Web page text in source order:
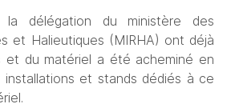
la délégation du ministère des
et Halieutiques (MIRHA) ont déjà
et du matériel a été acheminé en
et stands dédiés à ce